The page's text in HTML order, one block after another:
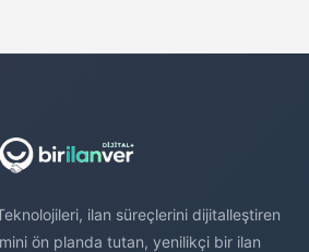
ilan süreçlerini dijitalleştiren
ön planda tutan, yenilikçi bir ilan